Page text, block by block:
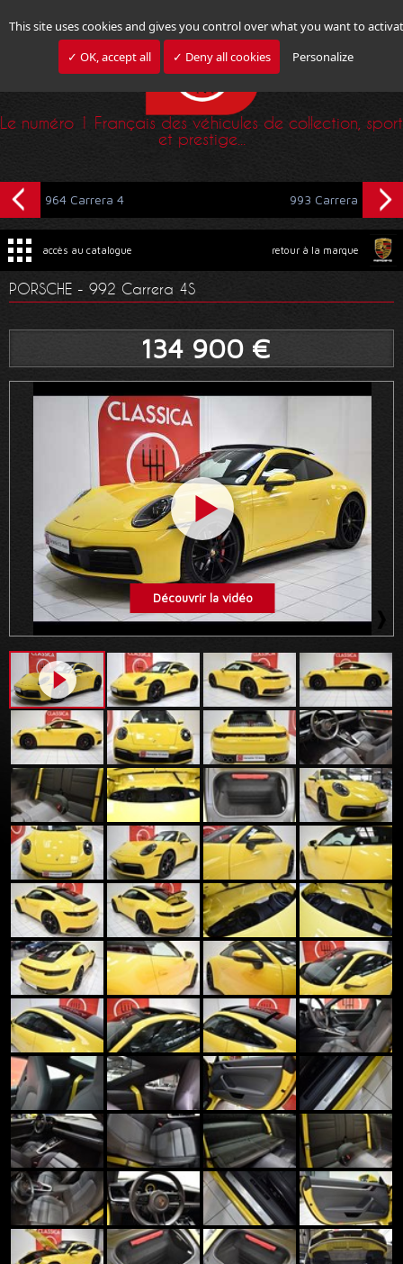
This site uses cookies and gives you control over what you want to
✓ OK, accept all
✓ Deny all cookies Personalize
Le numéro 1 Français des véhicules de collection, sport
et prestige...
964 Carrera 4
accès au catalogue retour à la marque
993 Carrera
PORSCHE - 992 Carrera 4S
134 900 €
Découvrir la vidéo